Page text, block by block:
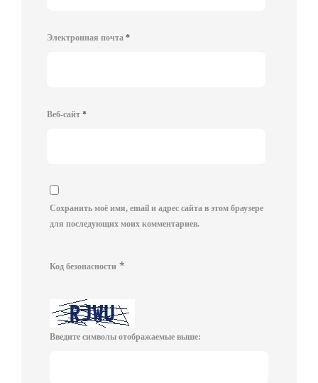
Электронная почта *
Веб-сайт *
Сохранить моё имя, email и адрес сайта в этом браузере
для последующих моих комментариев.
Код безопасности *
Введите символы отображаемые выше: